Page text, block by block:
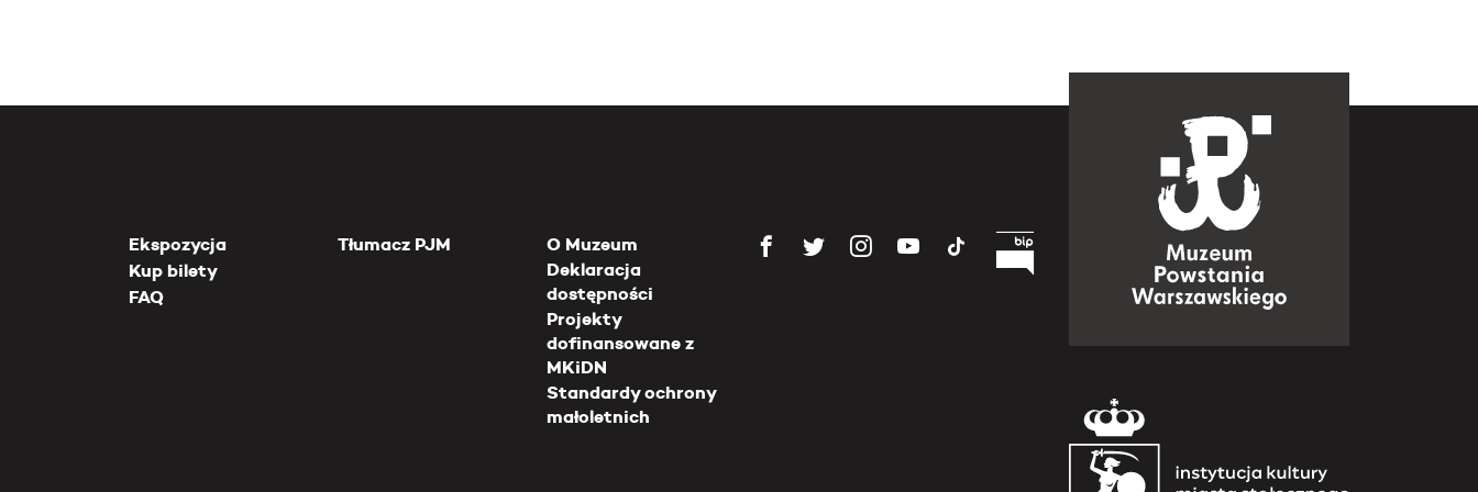
Ekspozycja
Kup bilety
FAQ
Tłumacz PJM
O Muzeum
Deklaracja
dostępności
Projekty
dofinansowane z
MKiDN
Standardy ochrony
małoletnich